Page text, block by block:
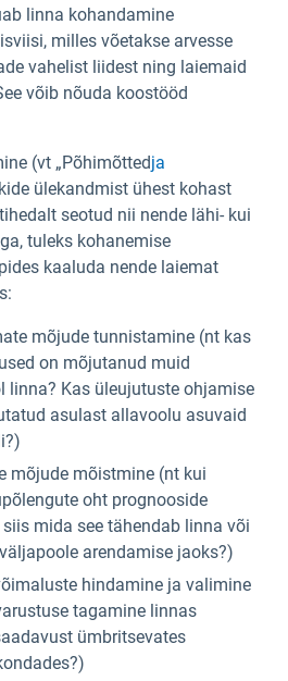
linna kohandamine
milles võetakse arvesse
vahelist liidest ning laiemaid
võib nõuda koostööd
(vt „Põhimõttedja
ülekandmist ühest kohast
seotud nii nende lähi- kui
tuleks kohanemise
kaaluda nende laiemat
mõjude tunnistamine (nt kas
on mõjutanud muid
linna? Kas üleujutuste ohjamise
asulast allavoolu asuvaid
mõjude mõistmine (nt kui
oht prognooside
mida see tähendab linna või
arendamise jaoks?)
hindamine ja valimine
tagamine linnas
ümbritsevates